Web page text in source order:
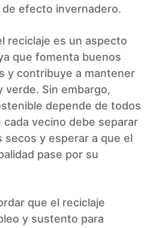
efecto invernadero.
reciclaje es un aspecto
que fomenta buenos
y contribuye a mantener
verde. Sin embargo,
depende de todos
vecino debe separar
secos y esperar a que el
pase por su
que el reciclaje
y sustento para